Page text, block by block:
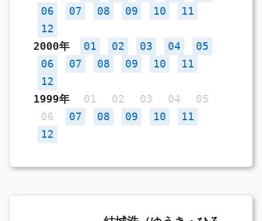
06
07 08 09 10
11
12
2000年
01 02 03 04
05
06
07 08 09 10
11
12
1999年
01 02 03 04
05
06
07 08 09 10
11
12